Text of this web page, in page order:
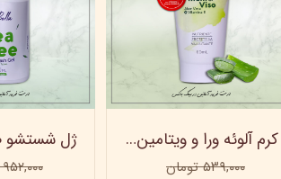
۹۵۲,۰۰۰ تومان
کرم آلوئه ورا و ویتامین e ویتابلا
۵۳۹,۰۰۰ تومان